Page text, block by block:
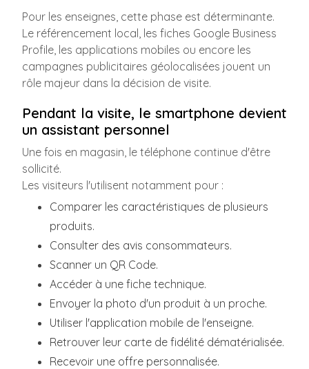
Pour les enseignes, cette phase est déterminante.
Le référencement local, les fiches Google Business
Profile, les applications mobiles ou encore les
campagnes publicitaires géolocalisées jouent un
rôle majeur dans la décision de visite.
Pendant la visite, le smartphone devient
un assistant personnel
Une fois en magasin, le téléphone continue d'être
sollicité.
Les visiteurs l'utilisent notamment pour :
Comparer les caractéristiques de plusieurs
produits.
Consulter des avis consommateurs.
Scanner un QR Code.
Accéder à une fiche technique.
Envoyer la photo d'un produit à un proche.
Utiliser l'application mobile de l'enseigne.
Retrouver leur carte de fidélité dématérialisée.
Recevoir une offre personnalisée.